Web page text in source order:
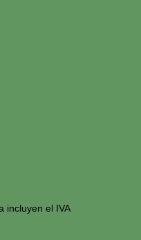
incluyen el IVA